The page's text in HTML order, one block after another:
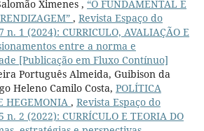
Ximenes , “O FUNDAMENTAL É
, Revista Espaço do
1 (2024): CURRICULO, AVALIAÇÃO E
entre a norma e
[Publicação em Fluxo Contínuo]
Português Almeida, Guibison da
Heleno Camilo Costa, POLÍTICA
HEGEMONIA , Revista Espaço do
2 (2022): CURRÍCULO E TEORIA DO